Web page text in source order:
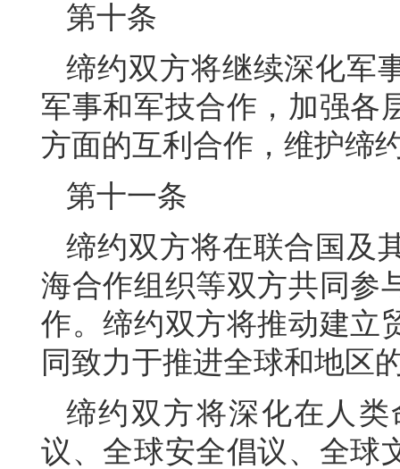
第十条
缔约双方将继续深化军
军事和军技合作，加强各
方面的互利合作，维护缔
第十一条
缔约双方将在联合国及
海合作组织等双方共同参
作。缔约双方将推动建立
同致力于推进全球和地区
缔约双方将深化在人
议、全球安全倡议、全球